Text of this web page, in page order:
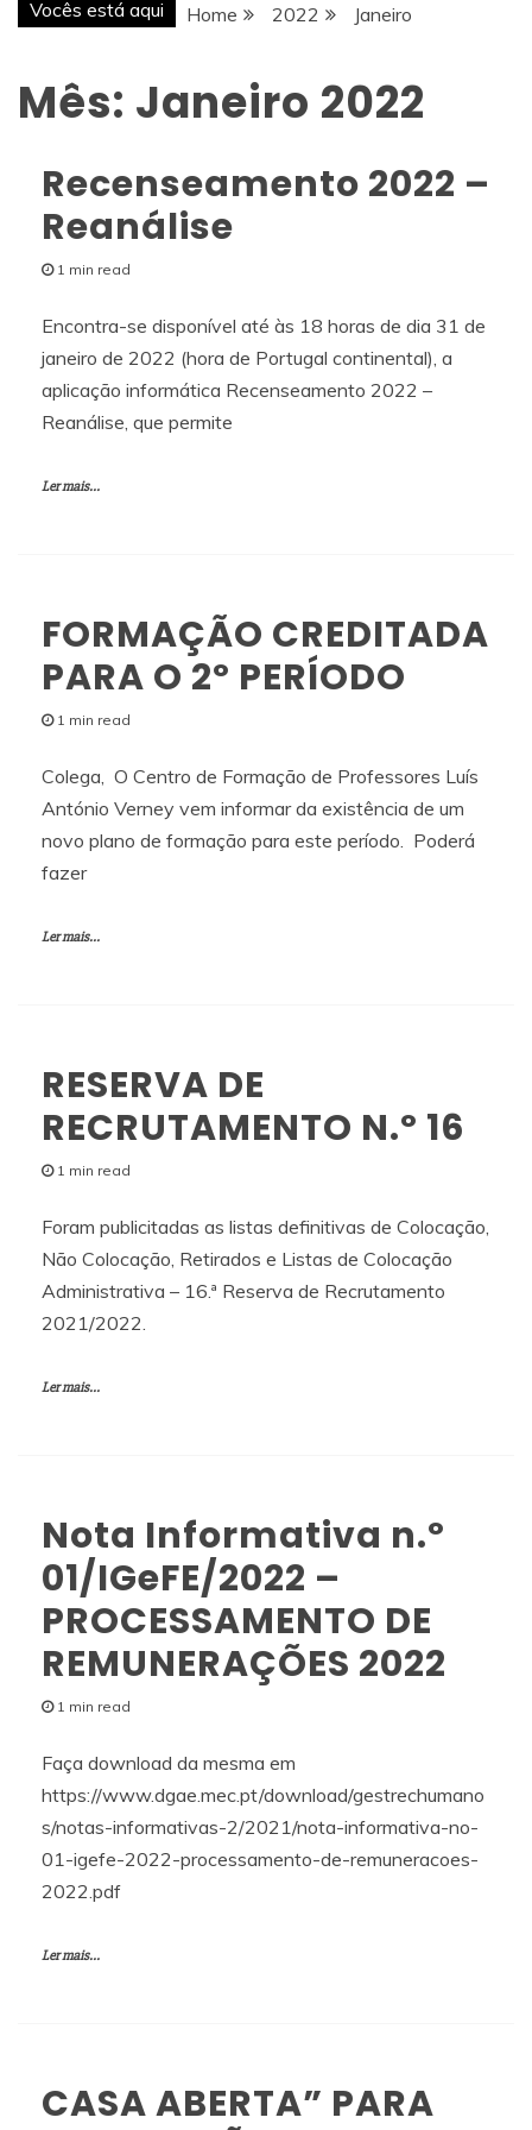
Vocês está aqui Home 2022 Janeiro
Mês: Janeiro 2022
Recenseamento 2022 –
Reanálise
1 min read
Encontra-se disponível até às 18 horas de dia 31 de
janeiro de 2022 (hora de Portugal continental), a
aplicação informática Recenseamento 2022 –
Reanálise, que permite
Ler mais...
FORMAÇÃO CREDITADA
PARA O 2º PERÍODO
1 min read
Colega, O Centro de Formação de Professores Luís
António Verney vem informar da existência de um
novo plano de formação para este período. Poderá
fazer
Ler mais...
RESERVA DE
RECRUTAMENTO N.º 16
1 min read
Foram publicitadas as listas definitivas de Colocação,
Não Colocação, Retirados e Listas de Colocação
Administrativa – 16.ª Reserva de Recrutamento
2021/2022.
Ler mais...
Nota Informativa n.º
01/IGeFE/2022 –
PROCESSAMENTO DE
REMUNERAÇÕES 2022
1 min read
Faça download da mesma em
https://www.dgae.mec.pt/download/gestrechumano
s/notas-informativas-2/2021/nota-informativa-no-
01-igefe-2022-processamento-de-remuneracoes-
2022.pdf
Ler mais...
CASA ABERTA” PARA